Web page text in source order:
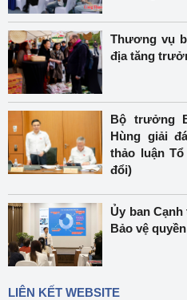
Thương vụ
địa tăng
Bộ trưởng
Hùng giải
thảo luận
đổi)
Ủy ban
Bảo vệ
LIÊN KẾT WEBSITE